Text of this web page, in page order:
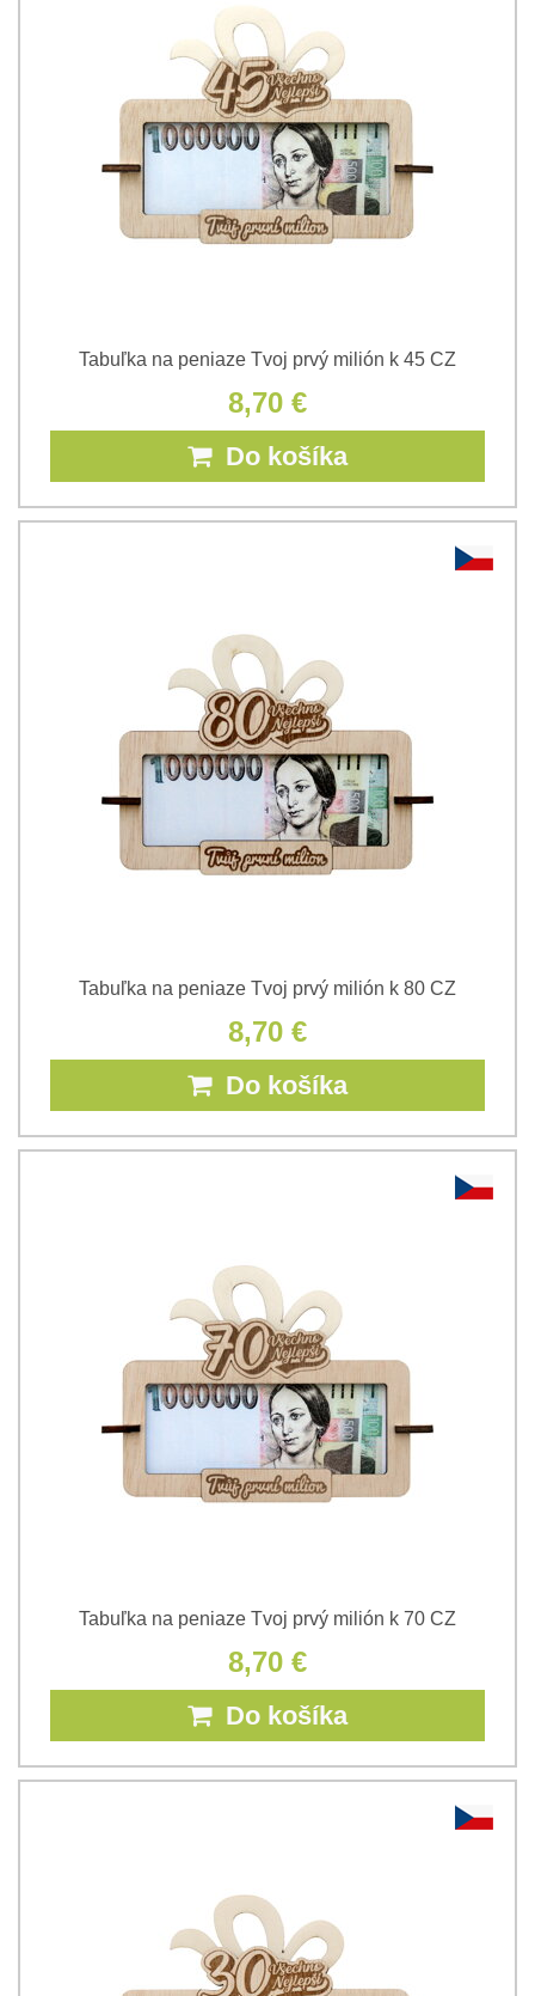
Tabuľka na peniaze Tvoj prvý milión k 45 CZ
8,70 €
Do košíka
Tabuľka na peniaze Tvoj prvý milión k 80 CZ
8,70 €
Do košíka
Tabuľka na peniaze Tvoj prvý milión k 70 CZ
8,70 €
Do košíka